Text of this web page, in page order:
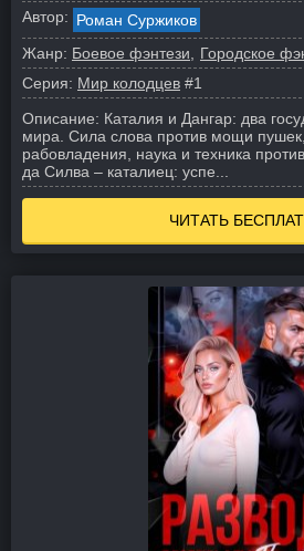
Автор: Роман Суржиков
Жанр: Боевое фэнтези
Городское
Серия: Мир колодцев #1
Описание: Каталия и Дангар: два
мира. Сила слова против мощи
рабовладения, наука и техника
да Силва – каталиец: успе...
ЧИТАТЬ